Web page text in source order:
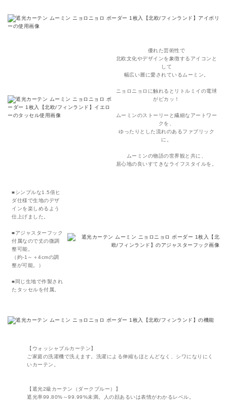
優れた芸術性で
北欧文化やデザインを象徴するアイコンと
して
幅広い層に愛されているムーミン。
ニョロニョロに触れるとリトルミイの電球
がピカッ！
ムーミンのストーリーと繊細なアートワー
クを、
ゆったりとした流れのあるファブリック
に。
ムーミンの物語の世界観と共に、
居心地の良いすてきなライフスタイルを。
■シンプルな1.5倍ヒ
ダ仕様で生地のデザ
インを楽しめるよう
仕上げました。
■アジャスターフック
付属なので丈の微調
整可能。
（約-1～＋4cmの調
整が可能。）
■同じ生地で作製され
たタッセルを付属。
【ウォッシャブルカーテン】
ご家庭の洗濯機で洗えます。洗濯による伸縮もほとんどなく、シワになりにく
いカーテン。
【遮光2級カーテン（ダークブルー）】
遮光率99.80%～99.99%未満。人の顔あるいは表情がわかるレベル。